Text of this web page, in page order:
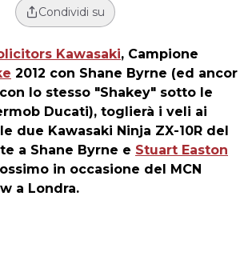
Condividi su
Kawasaki, Campione
2012 con Shane Byrne (ed ancor
lo stesso "Shakey" sotto le
Ducati), toglierà i veli ai
due Kawasaki Ninja ZX-10R del
a Shane Byrne e Stuart Easton
in occasione del MCN
a Londra.